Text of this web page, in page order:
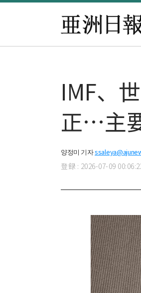
IMF、
正…主
양정미 기자
登録 : 2026-07-09